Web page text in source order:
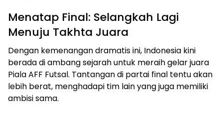
Menatap Final: Selangkah Lagi
Menuju Takhta Juara
Dengan kemenangan dramatis ini, Indonesia kini
berada di ambang sejarah untuk meraih gelar juara
Piala AFF Futsal. Tantangan di partai final tentu akan
lebih berat, menghadapi tim lain yang juga memiliki
ambisi sama.